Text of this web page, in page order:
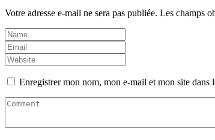
Votre adresse e-mail ne sera pas publiée. Les champs
Enregistrer mon nom, mon e-mail et mon site